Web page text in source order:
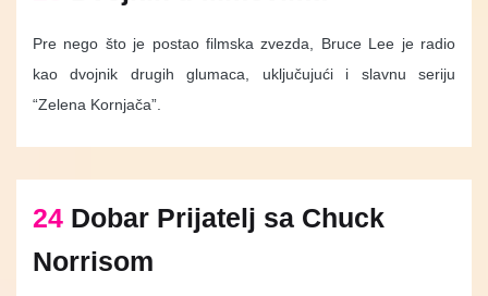
Pre nego što je postao filmska zvezda, Bruce Lee je radio
kao dvojnik drugih glumaca, uključujući i slavnu seriju
“Zelena Kornjača”.
24 Dobar Prijatelj sa Chuck
Norrisom